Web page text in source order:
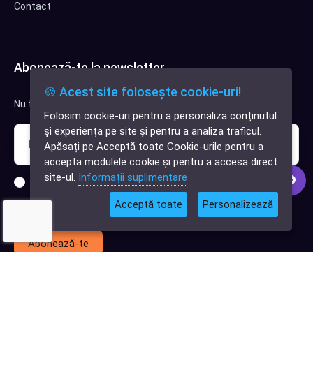
✕
Cauți o aplicație
software?
Contact
Abonează-te la newsletter
Nu trimitem spam, deci nu îți face griji.
Sunt interesat de clienți pentru compania mea IT
Sunt interesat de achiziții software
Abonează-te
🍪 Acest site folosește cookie-uri!
Folosim cookie-uri pentru a personaliza conținutul
și experiența pe site și pentru a analiza traficul.
Apăsați pe Acceptă toate Cookie-urile pentru a
accepta modulele cookie și pentru a accesa direct
site-ul. Informații suplimentare
Acceptă toate Personalizează